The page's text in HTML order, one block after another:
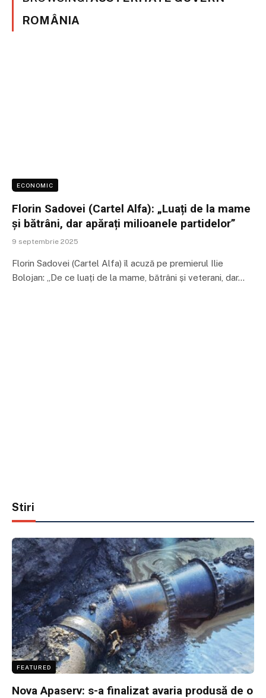
ROMÂNIA
ECONOMIC
Florin Sadovei (Cartel Alfa): „Luați de la mame
și bătrâni, dar apărați milioanele partidelor”
9 septembrie 2025
Florin Sadovei (Cartel Alfa) îl acuză pe premierul Ilie
Bolojan: „De ce luați de la mame, bătrâni și veterani, dar…
Stiri
FEATURED
Nova Apaserv: s-a finalizat avaria produsă de o